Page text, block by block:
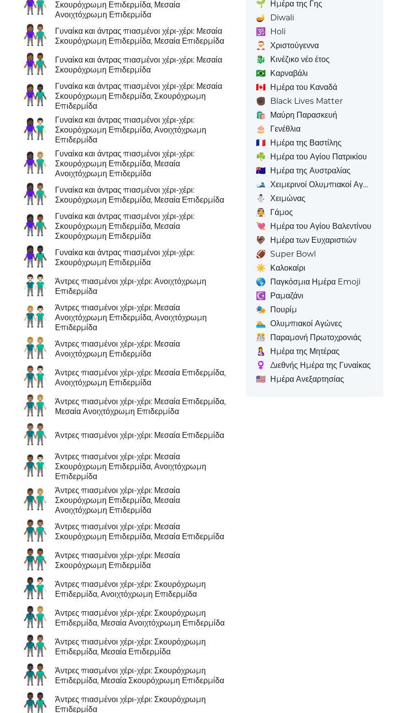
Σκουρόχρωμη Επιδερμίδα, Μεσαία
Ανοιχτόχρωμη Επιδερμίδα
👩🏾‍🤝‍👨🏽
Γυναίκα και άντρας πιασμένοι χέρι-χέρι: Μεσαία
Σκουρόχρωμη Επιδερμίδα, Μεσαία Επιδερμίδα
👫🏾
Γυναίκα και άντρας πιασμένοι χέρι-χέρι: Μεσαία
Σκουρόχρωμη Επιδερμίδα
👩🏾‍🤝‍👨🏿
Γυναίκα και άντρας πιασμένοι χέρι-χέρι: Μεσαία
Σκουρόχρωμη Επιδερμίδα, Σκουρόχρωμη
Επιδερμίδα
👩🏿‍🤝‍👨🏻
Γυναίκα και άντρας πιασμένοι χέρι-χέρι:
Σκουρόχρωμη Επιδερμίδα, Ανοιχτόχρωμη
Επιδερμίδα
👩🏿‍🤝‍👨🏼
Γυναίκα και άντρας πιασμένοι χέρι-χέρι:
Σκουρόχρωμη Επιδερμίδα, Μεσαία
Ανοιχτόχρωμη Επιδερμίδα
👩🏿‍🤝‍👨🏽
Γυναίκα και άντρας πιασμένοι χέρι-χέρι:
Σκουρόχρωμη Επιδερμίδα, Μεσαία Επιδερμίδα
👩🏿‍🤝‍👨🏾
Γυναίκα και άντρας πιασμένοι χέρι-χέρι:
Σκουρόχρωμη Επιδερμίδα, Μεσαία
Σκουρόχρωμη Επιδερμίδα
👫🏿
Γυναίκα και άντρας πιασμένοι χέρι-χέρι:
Σκουρόχρωμη Επιδερμίδα
👬🏻
Άντρες πιασμένοι χέρι-χέρι: Ανοιχτόχρωμη
Επιδερμίδα
👨🏼‍🤝‍👨🏻
Άντρες πιασμένοι χέρι-χέρι: Μεσαία
Ανοιχτόχρωμη Επιδερμίδα, Ανοιχτόχρωμη
Επιδερμίδα
👬🏼
Άντρες πιασμένοι χέρι-χέρι: Μεσαία
Ανοιχτόχρωμη Επιδερμίδα
👨🏽‍🤝‍👨🏻
Άντρες πιασμένοι χέρι-χέρι: Μεσαία Επιδερμίδα,
Ανοιχτόχρωμη Επιδερμίδα
👨🏽‍🤝‍👨🏼
Άντρες πιασμένοι χέρι-χέρι: Μεσαία Επιδερμίδα,
Μεσαία Ανοιχτόχρωμη Επιδερμίδα
👬🏽 Άντρες πιασμένοι χέρι-χέρι: Μεσαία Επιδερμίδα
👨🏾‍🤝‍👨🏻
Άντρες πιασμένοι χέρι-χέρι: Μεσαία
Σκουρόχρωμη Επιδερμίδα, Ανοιχτόχρωμη
Επιδερμίδα
👨🏾‍🤝‍👨🏼
Άντρες πιασμένοι χέρι-χέρι: Μεσαία
Σκουρόχρωμη Επιδερμίδα, Μεσαία
Ανοιχτόχρωμη Επιδερμίδα
👨🏾‍🤝‍👨🏽
Άντρες πιασμένοι χέρι-χέρι: Μεσαία
Σκουρόχρωμη Επιδερμίδα, Μεσαία Επιδερμίδα
👬🏾
Άντρες πιασμένοι χέρι-χέρι: Μεσαία
Σκουρόχρωμη Επιδερμίδα
👨🏿‍🤝‍👨🏻
Άντρες πιασμένοι χέρι-χέρι: Σκουρόχρωμη
Επιδερμίδα, Ανοιχτόχρωμη Επιδερμίδα
👨🏿‍🤝‍👨🏼
Άντρες πιασμένοι χέρι-χέρι: Σκουρόχρωμη
Επιδερμίδα, Μεσαία Ανοιχτόχρωμη Επιδερμίδα
👨🏿‍🤝‍👨🏽
Άντρες πιασμένοι χέρι-χέρι: Σκουρόχρωμη
Επιδερμίδα, Μεσαία Επιδερμίδα
👨🏿‍🤝‍👨🏾
Άντρες πιασμένοι χέρι-χέρι: Σκουρόχρωμη
Επιδερμίδα, Μεσαία Σκουρόχρωμη Επιδερμίδα
👬🏿
Άντρες πιασμένοι χέρι-χέρι: Σκουρόχρωμη
Επιδερμίδα
🌱 Ημέρα της Γης
🪔
Diwali
🕉️
Holi
🎅
Χριστούγεννα
🐉
Κινέζικο νέο έτος
🇧🇷 Καρναβάλι
🇨🇦 Ημέρα του Καναδά
✊🏿 Black Lives Matter
🛍️
Μαύρη Παρασκευή
🎂
Γενέθλια
🇫🇷 Ημέρα της Βαστίλης
☘️ Ημέρα του Αγίου Πατρικίου
🇦🇺 Ημέρα της Αυστραλίας
🎿 Χειμερινοί Ολυμπιακοί Αγώνες
⛄
Χειμώνας
👰 Γάμος
💘 Ημέρα του Αγίου Βαλεντίνου
🦃
Ημέρα των Ευχαριστιών
🏈 Super Bowl
☀️ Καλοκαίρι
🌎 Παγκόσμια Ημέρα Emoji
☪️
Ραμαζάνι
🎭 Πουρίμ
🏊 Ολυμπιακοί Αγώνες
🎊
Παραμονή Πρωτοχρονιάς
🤱
Ημέρα της Μητέρας
♀️
Διεθνής Ημέρα της Γυναίκας
🇺🇸 Ημέρα Ανεξαρτησίας